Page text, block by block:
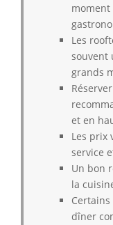
Les
souvent
grands
et en
Les prix
service
Un bon
la
dîner